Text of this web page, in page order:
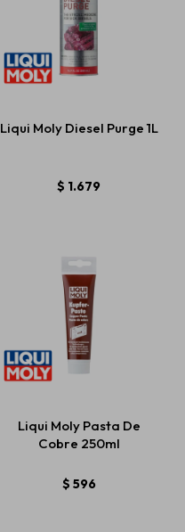
Liqui Moly Diesel Purge 1L
$ 1.679
Liqui Moly Pasta De
Cobre 250ml
$ 596